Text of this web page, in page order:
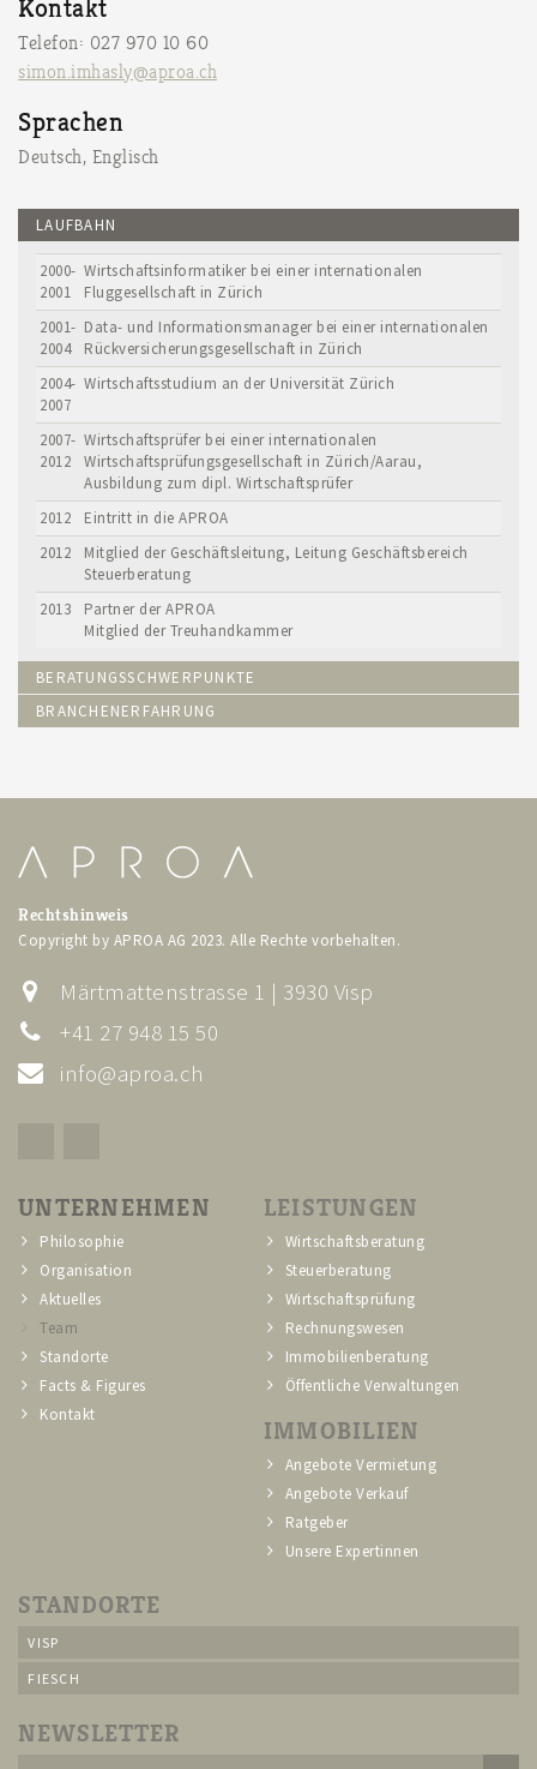
Kontakt
Telefon: 027 970 10 60
simon.imhasly@aproa.ch
Sprachen
Deutsch, Englisch
LAUFBAHN
2000-
2001
Wirtschaftsinformatiker bei einer internationalen
Fluggesellschaft in Zürich
2001-
2004
Data- und Informationsmanager bei einer internationalen
Rückversicherungsgesellschaft in Zürich
2004-
2007
Wirtschaftsstudium an der Universität Zürich
2007-
2012
Wirtschaftsprüfer bei einer internationalen
Wirtschaftsprüfungsgesellschaft in Zürich/Aarau,
Ausbildung zum dipl. Wirtschaftsprüfer
2012
Eintritt in die APROA
2012
Mitglied der Geschäftsleitung, Leitung Geschäftsbereich
Steuerberatung
2013
Partner der APROA
Mitglied der Treuhandkammer
BERATUNGSSCHWERPUNKTE
BRANCHENERFAHRUNG
Rechtshinweis
Copyright by APROA AG 2023. Alle Rechte vorbehalten.
Märtmattenstrasse 1 | 3930 Visp
+41 27 948 15 50
info@aproa.ch
UNTERNEHMEN
Philosophie
Organisation
Aktuelles
Team
Standorte
Facts & Figures
Kontakt
LEISTUNGEN
Wirtschaftsberatung
Steuerberatung
Wirtschaftsprüfung
Rechnungswesen
Immobilienberatung
Öffentliche Verwaltungen
IMMOBILIEN
Angebote Vermietung
Angebote Verkauf
Ratgeber
Unsere Expertinnen
STANDORTE
VISP
FIESCH
NEWSLETTER